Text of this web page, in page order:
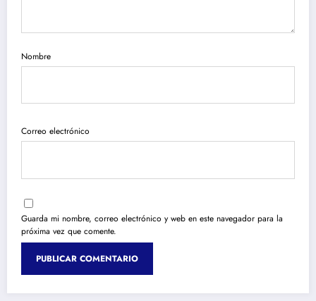
Nombre
Correo electrónico
Guarda mi nombre, correo electrónico y web en este navegador para la
próxima vez que comente.